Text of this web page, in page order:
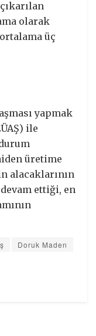
olarak
üç
yapmak
ile
üretime
alacaklarının
ettiği, en
Doruk Maden